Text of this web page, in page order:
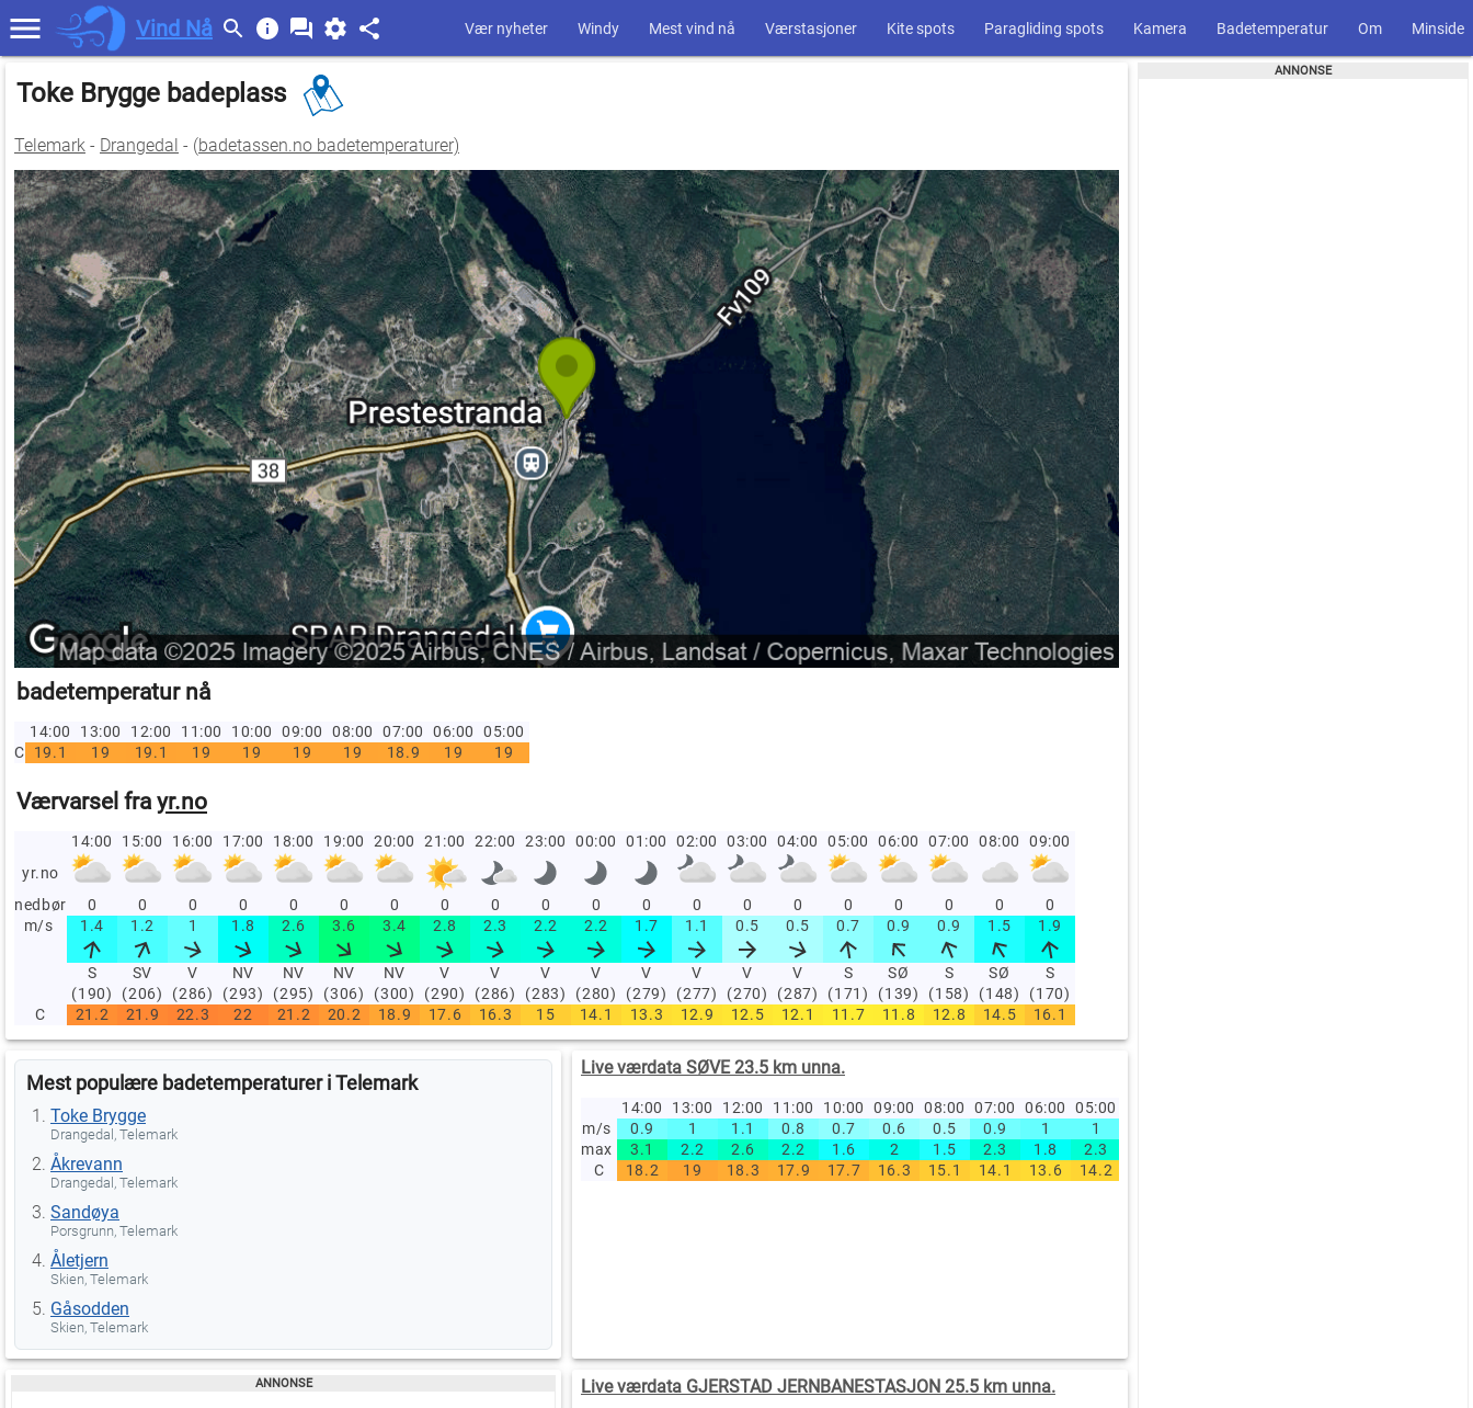
Vind Nå Vær nyheter Windy Mest vind nå Værstasjoner Kite spots Paragliding spots Kamera Badetemperatur Om Minside
Toke Brygge badeplass
Telemark - Drangedal - (badetassen.no badetemperaturer)
badetemperatur nå
14:00 13:00 12:00 11:00 10:00 09:00 08:00 07:00 06:00
05:00
C
19.1 19 19.1 19 19 19 19 18.9 19 19
Værvarsel fra yr.no
14:00 15:00 16:00 17:00 18:00 19:00 20:00 21:00 22:00 23:00 00:00 01:00 02:00 03:00 04:00 05:00 06:00 07:00 08:00
09:00
yr.no
nedbør
0 0 0 0 0 0 0 0 0 0 0 0 0 0 0 0 0 0 0
0
m/s
1.4 1.2 1 1.8 2.6 3.6 3.4 2.8 2.3 2.2 2.2 1.7 1.1 0.5 0.5 0.7 0.9 0.9 1.5 1.9
S
(190)
SV
(206)
V
(286)
NV
(293)
NV
(295)
NV
(306)
NV
(300)
V
(290)
V
(286)
V
(283)
V
(280)
V
(279)
V
(277)
V
(270)
V
(287)
S
(171)
SØ
(139)
S
(158)
SØ
(148)
S
(170)
C
21.2 21.9 22.3 22 21.2 20.2 18.9 17.6 16.3 15 14.1 13.3 12.9 12.5 12.1 11.7 11.8 12.8 14.5 16.1
Mest populære badetemperaturer i Telemark
Toke Brygge
Drangedal, Telemark
Åkrevann
Drangedal, Telemark
Sandøya
Porsgrunn, Telemark
Åletjern
Skien, Telemark
Gåsodden
Skien, Telemark
Live værdata SØVE 23.5 km unna.
14:00 13:00 12:00 11:00 10:00 09:00 08:00 07:00 06:00
05:00
m/s
0.9 1 1.1 0.8 0.7 0.6 0.5 0.9 1
1
max
3.1 2.2 2.6 2.2 1.6 2 1.5 2.3 1.8
2.3
C
18.2 19 18.3 17.9 17.7 16.3 15.1 14.1 13.6 14.2
Live værdata GJERSTAD JERNBANESTASJON 25.5 km unna.